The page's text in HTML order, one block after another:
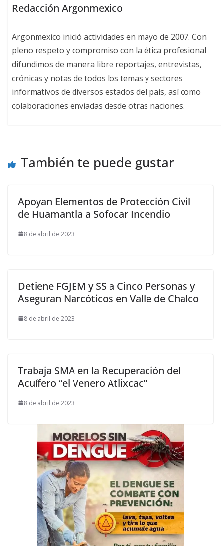
Redacción Argonmexico
Argonmexico inició actividades en mayo de 2007. Con
pleno respeto y compromiso con la ética profesional
difundimos de manera libre reportajes, entrevistas,
crónicas y notas de todos los temas y sectores
informativos de diversos estados del país, así como
colaboraciones enviadas desde otras naciones.
También te puede gustar
Apoyan Elementos de Protección Civil
de Huamantla a Sofocar Incendio
8 de abril de 2023
Detiene FGJEM y SS a Cinco Personas y
Aseguran Narcóticos en Valle de Chalco
8 de abril de 2023
Trabaja SMA en la Recuperación del
Acuífero “el Venero Atlixcac”
8 de abril de 2023